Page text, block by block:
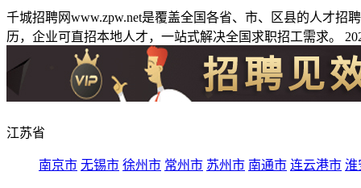
千城招聘网www.zpw.net是覆盖全国各省、市、区县的人才
历，企业可直招本地人才，一站式解决全国求职招工需求。
江苏省
南京市 无锡市 徐州市 常州市 苏州市 南通市 连云港市 淮